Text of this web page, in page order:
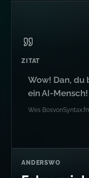
ZITAT
Wow! Dan, du
ein AI-Mensch!
Wes Bosvon
ANDERSWO